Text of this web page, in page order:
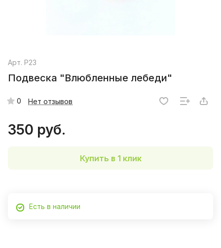
Арт. P23
Подвеска "Влюбленные лебеди"
0 Нет отзывов
350 руб.
Купить в 1 клик
Есть в наличии